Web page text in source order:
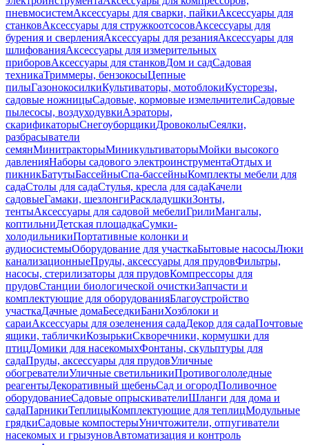
пневмосистемАксессуары для сварки, пайкиАксессуары для
станковАксессуары для стружкоотсосовАксессуары для
бурения и сверленияАксессуары для резанияАксессуары для
шлифованияАксессуары для измерительных
приборовАксессуары для станковДом и садСадовая
техникаТриммеры, бензокосыЦепные
пилыГазонокосилкиКультиваторы, мотоблокиКусторезы,
садовые ножницыСадовые, кормовые измельчителиСадовые
пылесосы, воздуходувкиАэраторы,
скарификаторыСнегоуборщикиДровоколыСеялки,
разбрасыватели
семянМинитракторыМиникультиваторыМойки высокого
давленияНаборы садового электроинструментаОтдых и
пикникБатутыБассейныСпа-бассейныКомплекты мебели для
садаСтолы для садаСтулья, кресла для садаКачели
садовыеГамаки, шезлонгиРаскладушкиЗонты,
тентыАксессуары для садовой мебелиГрилиМангалы,
коптильниДетская площадкаСумки-
холодильникиПортативные колонки и
аудиосистемыОборудование для участкаБытовые насосыЛюки
канализационныеПруды, аксессуары для прудовФильтры,
насосы, стерилизаторы для прудовКомпрессоры для
прудовСтанции биологической очисткиЗапчасти и
комплектующие для оборудованияБлагоустройство
участкаДачные домаБеседкиБаниХозблоки и
сараиАксессуары для озеленения садаДекор для садаПочтовые
ящики, табличкиКозырькиСкворечники, кормушки для
птицДомики для насекомыхФонтаны, скульптуры для
садаПруды, аксессуары для прудовУличные
обогревателиУличные светильникиПротивогололедные
реагентыДекоративный щебеньСад и огородПоливочное
оборудованиеСадовые опрыскивателиШланги для дома и
садаПарникиТеплицыКомплектующие для теплицМодульные
грядкиСадовые компостерыУничтожители, отпугиватели
насекомых и грызуновАвтоматизация и контроль